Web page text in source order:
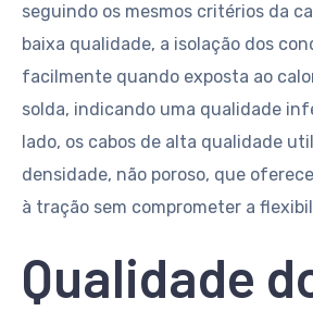
seguindo os mesmos critérios da
baixa qualidade, a isolação dos
facilmente quando exposta ao
solda, indicando uma qualidade
lado, os cabos de alta qualidade
densidade, não poroso, que
à tração sem comprometer a
Qualidade